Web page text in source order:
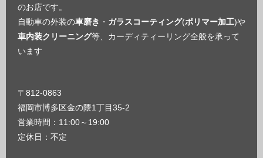
のお店です。
自動車の外装の車磨き ・ ガラスコーティング(ポリマー加工)や
車内装クリーニング等、カーディティーリング全般を承って
います
〒812-0863
福岡市博多区金の隈1丁目35-2
営業時間：11:00～19:00
定休日：不定